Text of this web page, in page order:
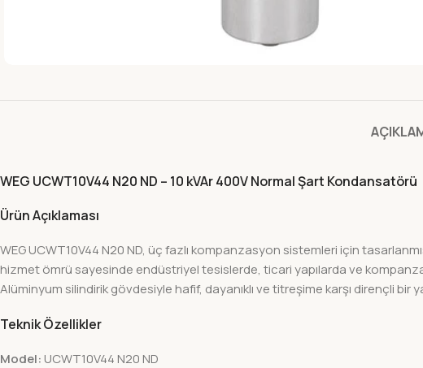
WEG UCWT10V44 N20 ND – 10 kVAr 400V Normal Şart Kondansatörü
Ürün Açıklaması
WEG UCWT10V44 N20 ND, üç fazlı kompanzasyon sistemleri için
hizmet ömrü sayesinde endüstriyel tesislerde, ticari yapılarda ve
Alüminyum silindirik gövdesiyle hafif, dayanıklı ve titreşime karşı dirençli bir
Teknik Özellikler
Model: UCWT10V44 N20 ND